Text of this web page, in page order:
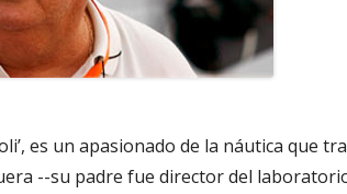
es un apasionado de la náutica que
--su padre fue director del